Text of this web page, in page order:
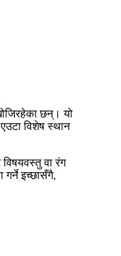
छन्। यो
विशेष स्थान
वा रंग
इच्छासँगै,